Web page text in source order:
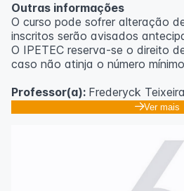
Outras informações
O curso pode sofrer alteração
inscritos serão avisados
O IPETEC reserva-se o direito
caso não atinja o número
Professor(a): Frederyck Teixeira
Ver mais